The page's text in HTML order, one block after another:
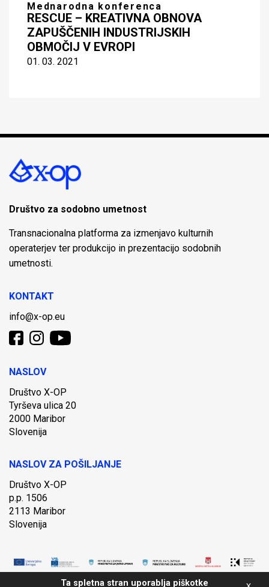
Mednarodna konferenca
RESCUE – KREATIVNA OBNOVA
ZAPUŠČENIH INDUSTRIJSKIH
OBMOČIJ V EVROPI
01. 03. 2021
Društvo za sodobno umetnost
Transnacionalna platforma za izmenjavo kulturnih
operaterjev ter produkcijo in prezentacijo sodobnih
umetnosti.
KONTAKT
info@x-op.eu
NASLOV
Društvo X-OP
Tyrševa ulica 20
2000 Maribor
Slovenija
NASLOV ZA POŠILJANJE
Društvo X-OP
p.p. 1506
2113 Maribor
Slovenija
Ta spletna stran uporablja piškotke